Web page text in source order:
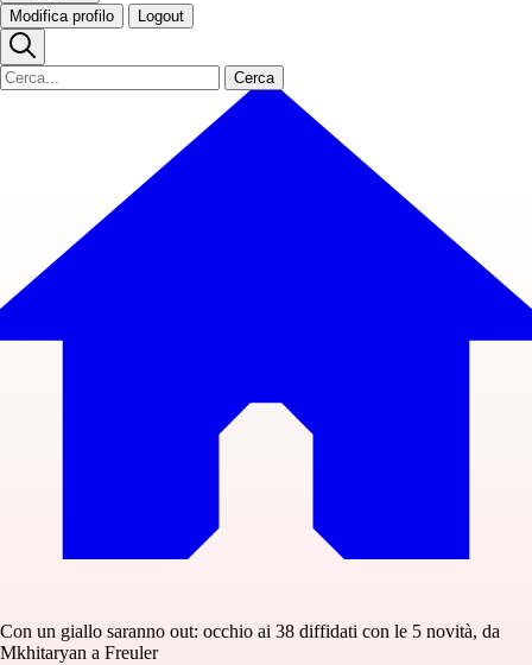
Modifica profilo Logout
Cerca
Con un giallo saranno out: occhio ai 38 diffidati con le 5 novità, da
Mkhitaryan a Freuler